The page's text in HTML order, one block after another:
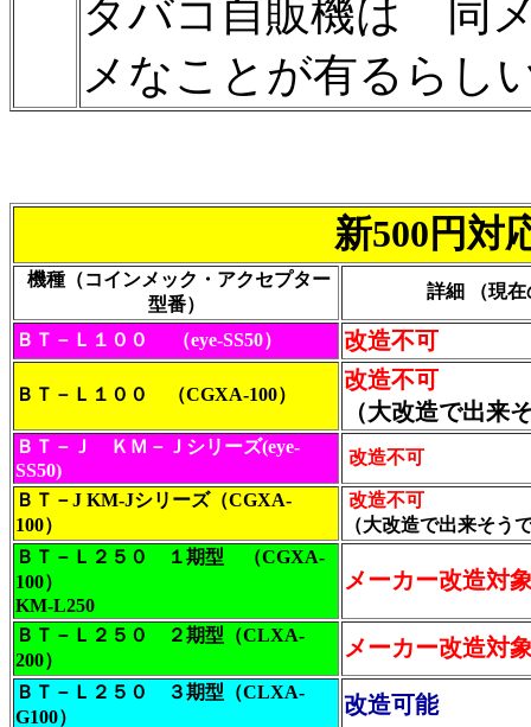
タバコ自販機は 同
メなことが有るらし
新500円
機種（コインメック・アクセプター
型番）
詳細 （現
ＢＴ－Ｌ１００ （eye-SS50） 改造不可
ＢＴ－Ｌ１００ （CGXA-100）
改造不可
（大改造で出
ＢＴ－Ｊ ＫＭ－Ｊシリーズ(eye-
SS50)
改造不可
ＢＴ－J KM-Jシリーズ（CGXA-
100）
改造不可
（大改造で出来そ
ＢＴ－Ｌ２５０ １期型 （CGXA-
100）
KM-L250
メーカー改造対
ＢＴ－Ｌ２５０ ２期型（CLXA-
200）
メーカー改造対
ＢＴ－Ｌ２５０ ３期型（CLXA-
G100）
改造可能